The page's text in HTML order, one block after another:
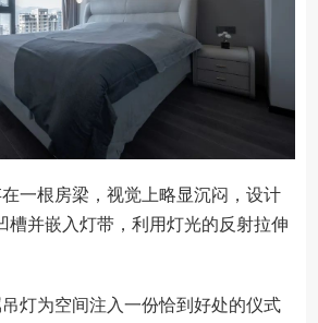
一根房梁，视觉上略显沉闷，设计
槽并嵌入灯带，利用灯光的反射拉伸
灯为空间注入一份恰到好处的仪式